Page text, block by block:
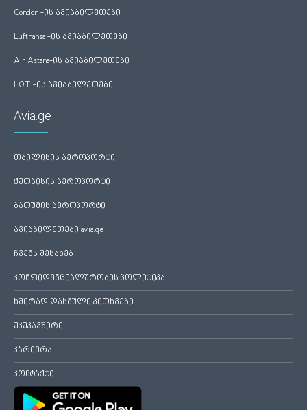
Condor -ის ავიაბილეთები
Lufthansa -ის ავიაბილეთები
Air Astana-ის ავიაბილეთები
LOT -ის ავიაბილეთები
Avia.ge
თბილისის აეროპორტი
ქუთაისის აეროპორტი
ბათუმის აეროპორტი
ავიაბილეთები avia.ge
ჩვენს შესახებ
კონფიდენციალურობის პოლიტიკა
ხშირად დასმული კითხვები
უკუკავშირი
კარიერა
კონტაქტი